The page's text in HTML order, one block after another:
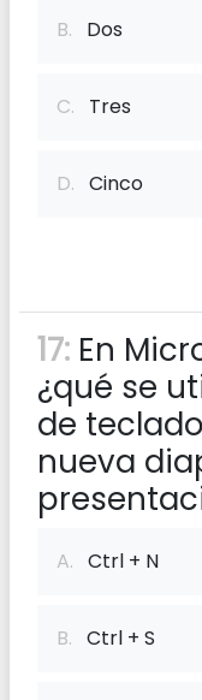
B. Dos
C. Tres
D. Cinco
17: En
¿qué se
de
nueva
A. Ctrl + N
B. Ctrl + S